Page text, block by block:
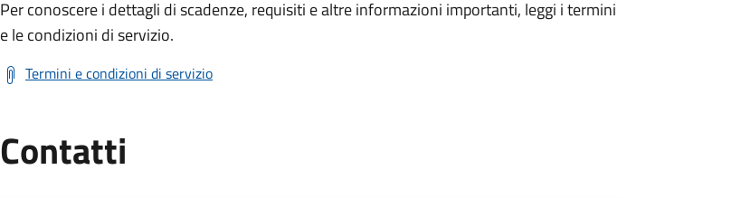
Per conoscere i dettagli di scadenze, requisiti e altre informazioni importanti, leggi i termini
e le condizioni di servizio.
Termini e condizioni di servizio
Contatti